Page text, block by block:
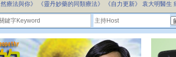
然療法與你》
《靈丹妙藥的同類療法》 《自力更新》 袁大明醫生